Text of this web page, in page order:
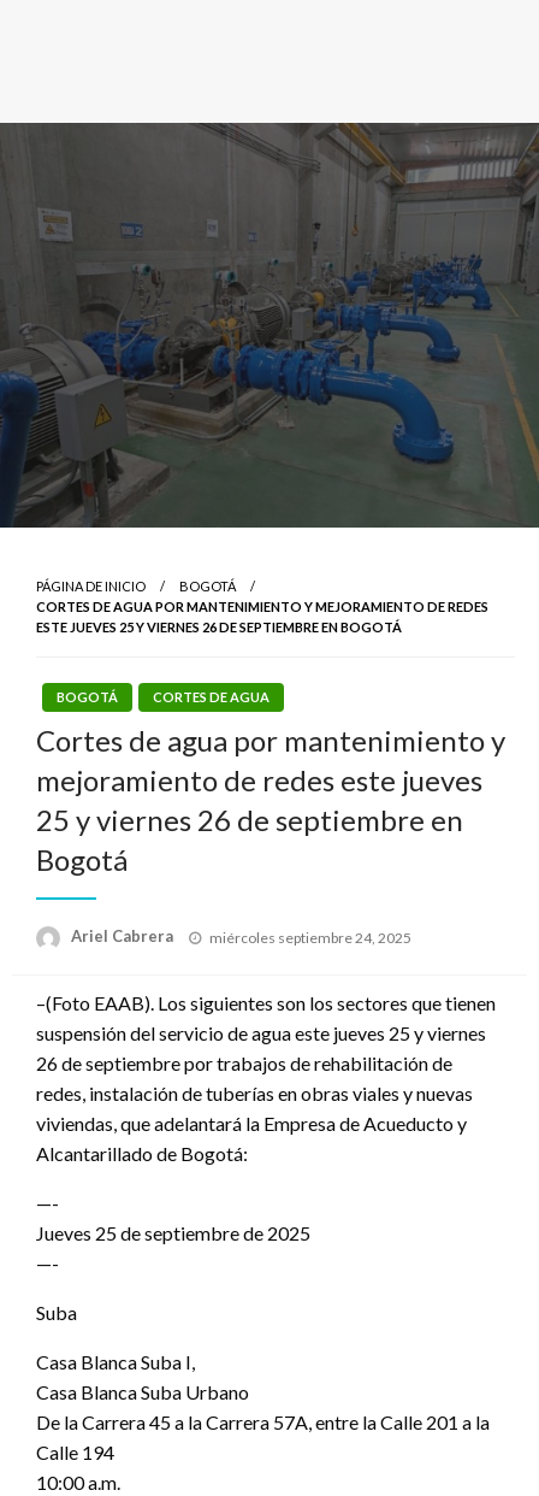
PÁGINA DE INICIO
BOGOTÁ
CORTES DE AGUA POR MANTENIMIENTO Y MEJORAMIENTO DE REDES
ESTE JUEVES 25 Y VIERNES 26 DE SEPTIEMBRE EN BOGOTÁ
BOGOTÁ CORTES DE AGUA
Cortes de agua por mantenimiento y
mejoramiento de redes este jueves
25 y viernes 26 de septiembre en
Bogotá
Ariel Cabrera
Publicado
miércoles septiembre 24, 2025
–(Foto EAAB). Los siguientes son los sectores que tienen
suspensión del servicio de agua este jueves 25 y viernes
26 de septiembre por trabajos de rehabilitación de
redes, instalación de tuberías en obras viales y nuevas
viviendas, que adelantará la Empresa de Acueducto y
Alcantarillado de Bogotá:
—-
Jueves 25 de septiembre de 2025
—-
Suba
Casa Blanca Suba I,
Casa Blanca Suba Urbano
De la Carrera 45 a la Carrera 57A, entre la Calle 201 a la
Calle 194
10:00 a.m.